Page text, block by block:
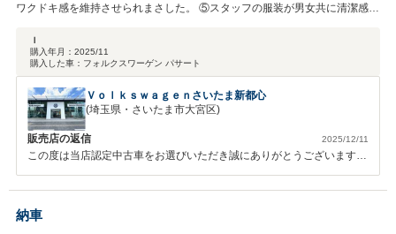
ワクドキ感を維持させられまさした。 ⑤スタッフの服装が男女共に清潔感が
Ｉ
購入年月： 2025/11
購入した車： フォルクスワーゲン パサート
Ｖｏｌｋｓｗａｇｅｎさいたま新都心
(埼玉県・さいたま市大宮区)
販売店の返信 2025/12/11
この度は当店認定中古車をお選びいただき誠にありがとうございます。
今後の素敵なカーライフもしっかりとサポートいたします。 引き続き
よろしくお願いいたします。
納車